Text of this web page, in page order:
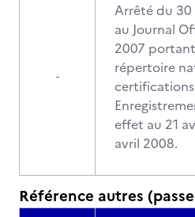
-
Arrêté du
au Journal
2007
répertoire
effet au 21
avril 2008.
Référence autres